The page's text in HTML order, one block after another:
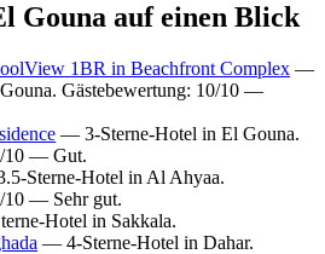
Gouna auf einen Blick
1BR in Beachfront Complex —
Gästebewertung: 10/10 —
— 3-Sterne-Hotel in El Gouna.
10 — Gut.
Sterne-Hotel in Al Ahyaa.
10 — Sehr gut.
Hotel in Sakkala.
— 4-Sterne-Hotel in Dahar.